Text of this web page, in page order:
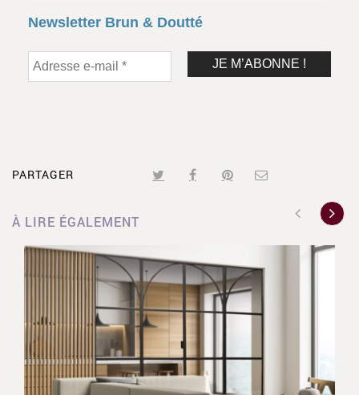
Newsletter Brun & Doutté
PARTAGER
À LIRE ÉGALEMENT